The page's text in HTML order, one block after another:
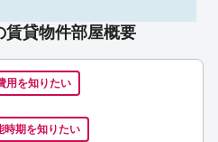
賃貸物件部屋概要
用を知りたい
時期を知りたい